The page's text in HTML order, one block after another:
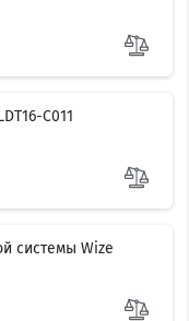
C011
системы Wize